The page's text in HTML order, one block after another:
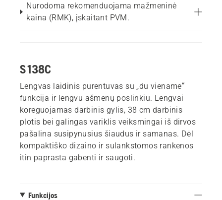
Nurodoma rekomenduojama mažmeninė
kaina (RMK), įskaitant PVM.
S 138C
Lengvas laidinis purentuvas su „du viename“
funkcija ir lengvu ašmenų poslinkiu. Lengvai
koreguojamas darbinis gylis, 38 cm darbinis
plotis bei galingas variklis veiksmingai iš dirvos
pašalina susipynusius šiaudus ir samanas. Dėl
kompaktiško dizaino ir sulankstomos rankenos
itin paprasta gabenti ir saugoti.
Funkcijos